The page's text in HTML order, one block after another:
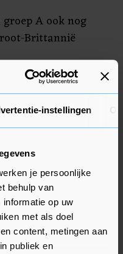
instellingen
je persoonlijke
behulp van
op uw
met als doel
content, metingen aan
publiek en
A ook nog
Brittannië
bij de United
speelt tegen
bij. De United
slam van het